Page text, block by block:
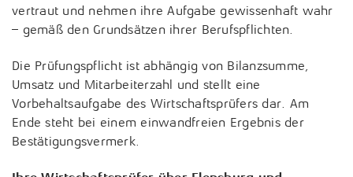
vertraut und nehmen ihre Aufgabe gewissenhaft wahr
– gemäß den Grundsätzen ihrer Berufspflichten.
Die Prüfungspflicht ist abhängig von Bilanzsumme,
Umsatz und Mitarbeiterzahl und stellt eine
Vorbehaltsaufgabe des Wirtschaftsprüfers dar. Am
Ende steht bei einem einwandfreien Ergebnis der
Bestätigungsvermerk.